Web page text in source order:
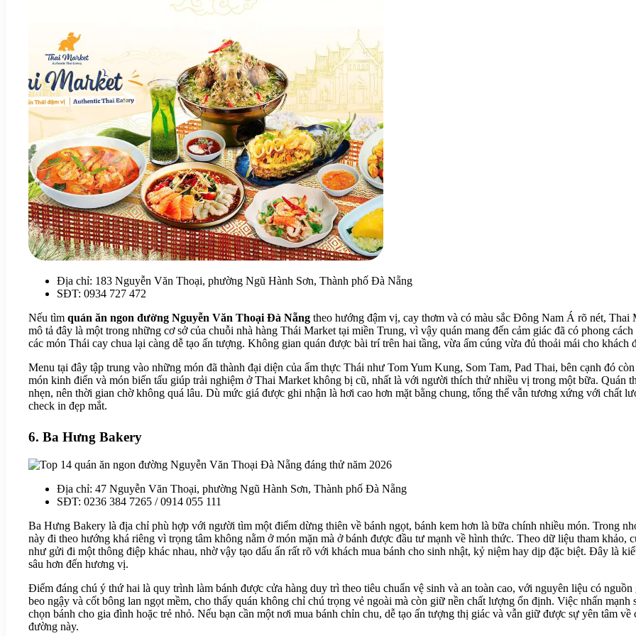
Địa chỉ: 183 Nguyễn Văn Thoại, phường Ngũ Hành Sơn, Thành phố Đà Nẵng
SĐT: 0934 727 472
Nếu tìm quán ăn ngon đường Nguyễn Văn Thoại Đà Nẵng theo hướng đậm vị, cay thơm và có màu sắc Đông Nam Á rõ nét, Thai
mô tả đây là một trong những cơ sở của chuỗi nhà hàng Thái Market tại miền Trung, vì vậy quán mang đến cảm giác đã có phong
các món Thái cay chua lại càng dễ tạo ấn tượng. Không gian quán được bài trí trên hai tầng, vừa ấm cúng vừa đủ thoải mái cho khách
Menu tại đây tập trung vào những món đã thành đại diện của ẩm thực Thái như Tom Yum Kung, Som Tam, Pad Thai, bên cạnh đó
món kinh điển và món biến tấu giúp trải nghiệm ở Thai Market không bị cũ, nhất là với người thích thử nhiều vị trong một bữa. Quán
nhẹn, nên thời gian chờ không quá lâu. Dù mức giá được ghi nhận là hơi cao hơn mặt bằng chung, tổng thể vẫn tương xứng với chất
check in đẹp mắt.
6. Ba Hưng Bakery
Địa chỉ: 47 Nguyễn Văn Thoại, phường Ngũ Hành Sơn, Thành phố Đà Nẵng
SĐT: 0236 384 7265 / 0914 055 111
Ba Hưng Bakery là địa chỉ phù hợp với người tìm một điểm dừng thiên về bánh ngọt, bánh kem hơn là bữa chính nhiều món. Trong
này đi theo hướng khá riêng vì trọng tâm không nằm ở món mặn mà ở bánh được đầu tư mạnh về hình thức. Theo dữ liệu tham khảo,
như gửi đi một thông điệp khác nhau, nhờ vậy tạo dấu ấn rất rõ với khách mua bánh cho sinh nhật, kỷ niệm hay dịp đặc biệt. Đây là
sâu hơn đến hương vị.
Điểm đáng chú ý thứ hai là quy trình làm bánh được cửa hàng duy trì theo tiêu chuẩn vệ sinh và an toàn cao, với nguyên liệu có
beo ngậy và cốt bông lan ngọt mềm, cho thấy quán không chỉ chú trọng vẻ ngoài mà còn giữ nền chất lượng ổn định. Việc nhấn
chọn bánh cho gia đình hoặc trẻ nhỏ. Nếu bạn cần một nơi mua bánh chỉn chu, dễ tạo ấn tượng thị giác và vẫn giữ được sự yên tâm
đường này.